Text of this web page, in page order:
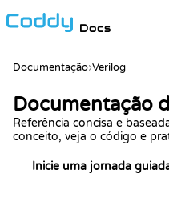
Docs
Documentação›Verilog
Documentação
Referência concisa e
conceito, veja o código e
Inicie uma jornada